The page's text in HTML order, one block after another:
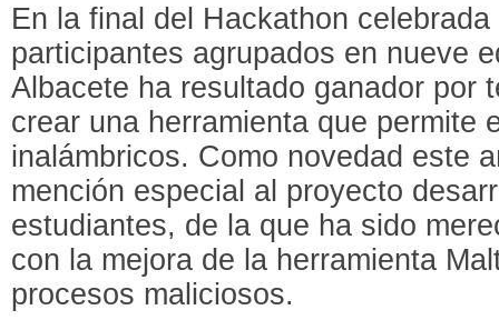
En la final del Hackathon
participantes agrupados en nueve
Albacete ha resultado ganador por
crear una herramienta que permite
inalámbricos. Como novedad este
mención especial al proyecto
estudiantes, de la que ha sido
con la mejora de la herramienta
procesos maliciosos.